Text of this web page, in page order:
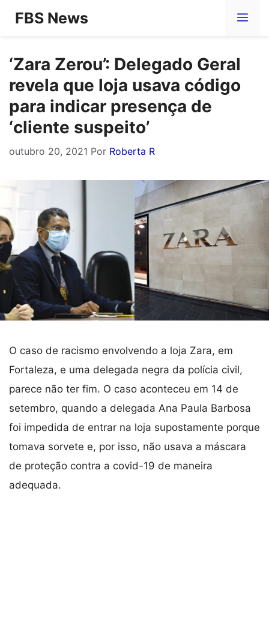
Pular
conteúdo
FBS News
‘Zara Zerou’: Delegado Geral
revela que loja usava código
para indicar presença de
‘cliente suspeito’
outubro 20, 2021 Por Roberta R
O caso de racismo envolvendo a loja Zara, em
Fortaleza, e uma delegada negra da polícia civil,
parece não ter fim. O caso aconteceu em 14 de
setembro, quando a delegada Ana Paula Barbosa
foi impedida de entrar na loja supostamente porque
tomava sorvete e, por isso, não usava a máscara
de proteção contra a covid-19 de maneira
adequada.